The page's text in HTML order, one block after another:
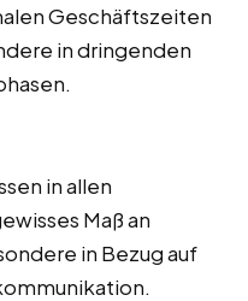
Geschäftszeiten
in dringenden
in allen
Maß an
in Bezug auf